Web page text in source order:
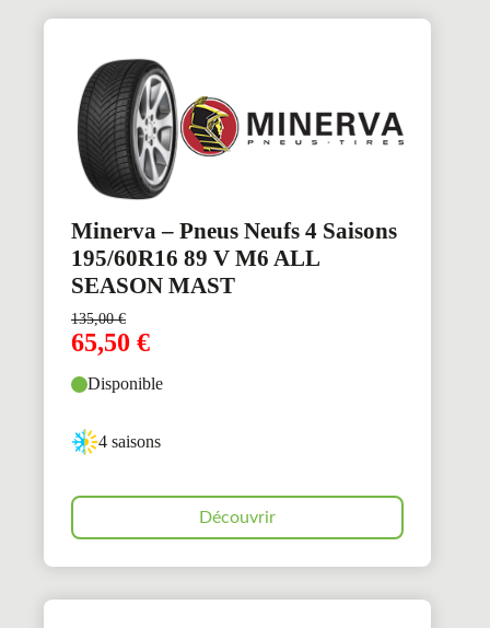
Minerva – Pneus Neufs 4 Saisons
195/60R16 89 V M6 ALL
SEASON MAST
135,00€
65,50 €
Disponible
4 saisons
Découvrir